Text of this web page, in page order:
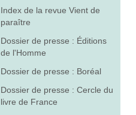
Index de la revue Vient de
paraître
Dossier de presse : Éditions
de l'Homme
Dossier de presse : Boréal
Dossier de presse : Cercle du
livre de France